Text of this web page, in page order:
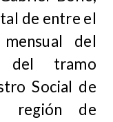
de entre el
del
del tramo
Social de
región de